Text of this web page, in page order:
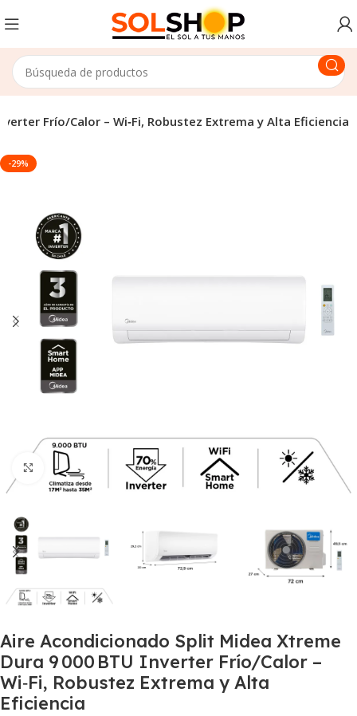
Frío/Calor – Wi‑Fi, Robustez Extrema y Alta Eficiencia
-29%
Haga Click para agrandar
Aire Acondicionado Split Midea Xtreme
Dura 9 000 BTU Inverter Frío/Calor –
Wi‑Fi, Robustez Extrema y Alta
Eficiencia